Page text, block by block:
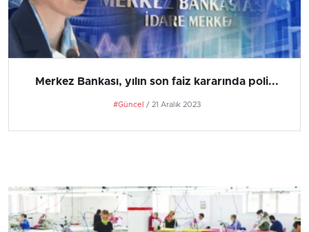
Merkez Bankası, yılın son faiz kararında poli...
#Güncel / 21 Aralık 2023